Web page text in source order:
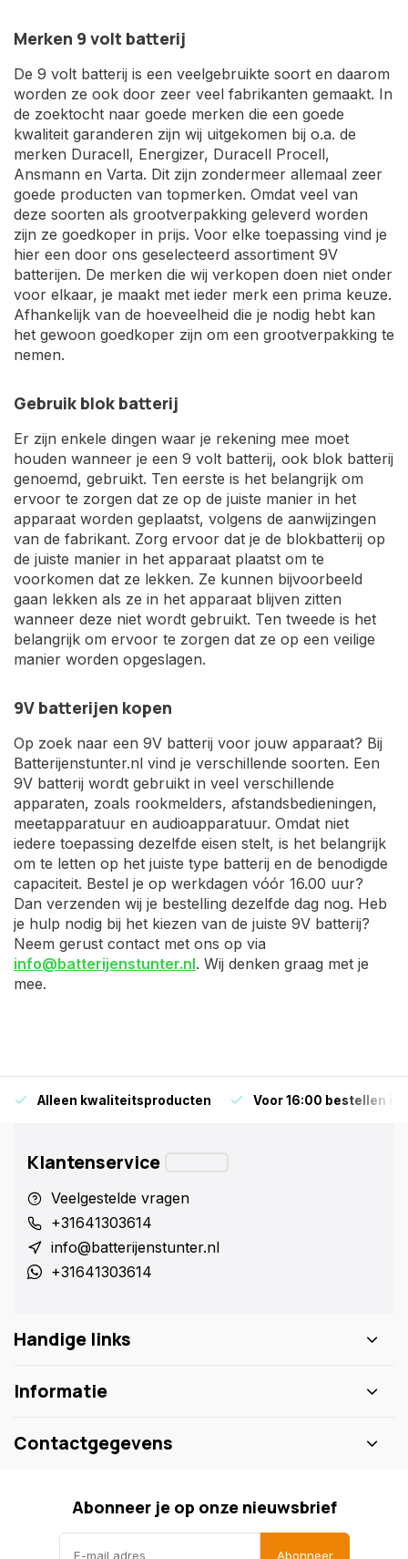
Merken 9 volt batterij
De 9 volt batterij is een veelgebruikte soort en daarom
worden ze ook door zeer veel fabrikanten gemaakt. In
de zoektocht naar goede merken die een goede
kwaliteit garanderen zijn wij uitgekomen bij o.a. de
merken Duracell, Energizer, Duracell Procell,
Ansmann en Varta. Dit zijn zondermeer allemaal zeer
goede producten van topmerken. Omdat veel van
deze soorten als grootverpakking geleverd worden
zijn ze goedkoper in prijs. Voor elke toepassing vind je
hier een door ons geselecteerd assortiment 9V
batterijen. De merken die wij verkopen doen niet onder
voor elkaar, je maakt met ieder merk een prima keuze.
Afhankelijk van de hoeveelheid die je nodig hebt kan
het gewoon goedkoper zijn om een grootverpakking te
nemen.
Gebruik blok batterij
Er zijn enkele dingen waar je rekening mee moet
houden wanneer je een 9 volt batterij, ook blok batterij
genoemd, gebruikt. Ten eerste is het belangrijk om
ervoor te zorgen dat ze op de juiste manier in het
apparaat worden geplaatst, volgens de aanwijzingen
van de fabrikant. Zorg ervoor dat je de blokbatterij op
de juiste manier in het apparaat plaatst om te
voorkomen dat ze lekken. Ze kunnen bijvoorbeeld
gaan lekken als ze in het apparaat blijven zitten
wanneer deze niet wordt gebruikt. Ten tweede is het
belangrijk om ervoor te zorgen dat ze op een veilige
manier worden opgeslagen.
9V batterijen kopen
Op zoek naar een 9V batterij voor jouw apparaat? Bij
Batterijenstunter.nl vind je verschillende soorten. Een
9V batterij wordt gebruikt in veel verschillende
apparaten, zoals rookmelders, afstandsbedieningen,
meetapparatuur en audioapparatuur. Omdat niet
iedere toepassing dezelfde eisen stelt, is het belangrijk
om te letten op het juiste type batterij en de benodigde
capaciteit. Bestel je op werkdagen vóór 16.00 uur?
Dan verzenden wij je bestelling dezelfde dag nog. Heb
je hulp nodig bij het kiezen van de juiste 9V batterij?
Neem gerust contact met ons op via
info@batterijenstunter.nl. Wij denken graag met je
mee.
Alleen kwaliteitsproducten Voor 16:00 bestellen is
Klantenservice
Veelgestelde vragen
+31641303614
info@batterijenstunter.nl
+31641303614
Handige links
Informatie
Contactgegevens
Abonneer je op onze nieuwsbrief
Abonneer